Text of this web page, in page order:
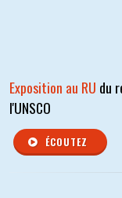
Exposition au RU du
l'UNSCO
ÉCOUTEZ